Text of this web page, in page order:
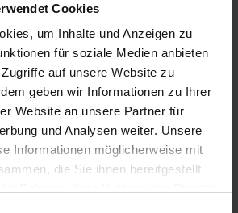
Cookies
um Inhalte und Anzeigen zu
für soziale Medien anbieten
auf unsere Website zu
geben wir Informationen zu Ihrer
Website an unsere Partner für
und Analysen weiter. Unsere
Informationen möglicherweise mit
die Sie ihnen bereitgestellt
Das kleinere Schlafzimmer
Etagenbett ist ideal für
Gäste und bietet einen
um neue Energie zu
Ferienhaus verbindet Stil und
ein Erlebnis, bei dem jedes
wurde, um den perfekten
entspannten Aufenthalt zu